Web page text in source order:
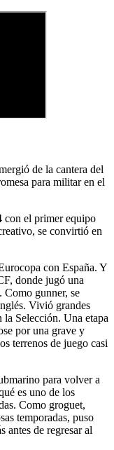
de la cantera del
para militar en el
con el primer equipo
se convirtió en
con España. Y
donde jugó una
Como gunner, se
Vivió grandes
la Selección. Una etapa
por una grave y
terrenos de juego casi
para volver a
es uno de los
Como groguet,
temporadas, puso
antes de regresar al